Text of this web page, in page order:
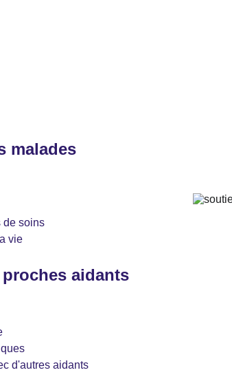
malades
de soins
vie
aidants
d'autres aidants